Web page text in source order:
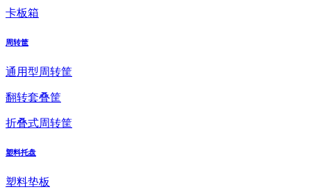
卡板箱
周转筐
通用型周转筐
翻转套叠筐
折叠式周转筐
塑料托盘
塑料垫板